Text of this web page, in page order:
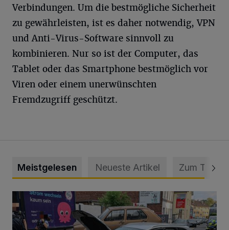
Verbindungen. Um die bestmögliche Sicherheit
zu gewährleisten, ist es daher notwendig, VPN
und Anti-Virus-Software sinnvoll zu
kombinieren. Nur so ist der Computer, das
Tablet oder das Smartphone bestmöglich vor
Viren oder einem unerwünschten
Fremdzugriff geschützt.
Meistgelesen Neueste Artikel Zum Thema
Schwerer Unfall mit 2,48 Promille